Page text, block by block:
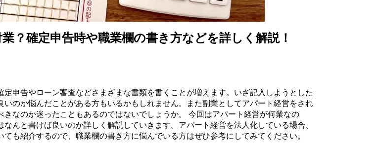
？確定申告時や職業欄の書き方などを詳しく解説！
定申告やローン審査などさまざまな書類を書くことが増えます。いざ記入しようとした
いのか悩んだことがある方もいるかもしれません。また副業としてアパート経営をされ
きなのか迷ったこともあるのではないでしょうか。 今回はアパート経営が何業なの
んと書けば良いのか詳しく解説していきます。アパート経営を法人化している場合、
も紹介するので、職業欄の書き方に悩んでいる方はぜひ参考にしてみてください。